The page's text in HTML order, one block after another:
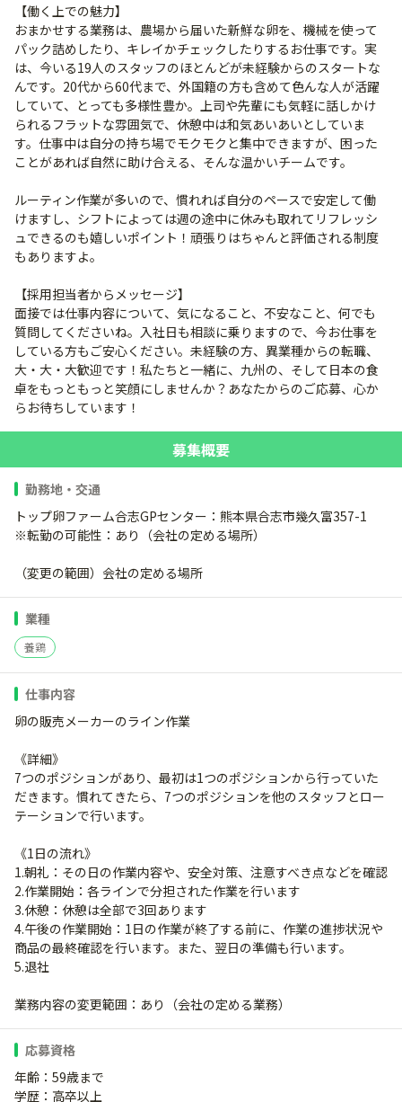
【働く上での魅力】
おまかせする業務は、農場から届いた新鮮な卵を、機械を使って
パック詰めしたり、キレイかチェックしたりするお仕事です。実
は、今いる19人のスタッフのほとんどが未経験からのスタートな
んです。20代から60代まで、外国籍の方も含めて色んな人が活躍
していて、とっても多様性豊か。上司や先輩にも気軽に話しかけ
られるフラットな雰囲気で、休憩中は和気あいあいとしていま
す。仕事中は自分の持ち場でモクモクと集中できますが、困った
ことがあれば自然に助け合える、そんな温かいチームです。
ルーティン作業が多いので、慣れれば自分のペースで安定して働
けますし、シフトによっては週の途中に休みも取れてリフレッシ
ュできるのも嬉しいポイント！頑張りはちゃんと評価される制度
もありますよ。
【採用担当者からメッセージ】
面接では仕事内容について、気になること、不安なこと、何でも
質問してくださいね。入社日も相談に乗りますので、今お仕事を
している方もご安心ください。未経験の方、異業種からの転職、
大・大・大歓迎です！私たちと一緒に、九州の、そして日本の食
卓をもっともっと笑顔にしませんか？あなたからのご応募、心か
らお待ちしています！
募集概要
勤務地・交通
トップ卵ファーム合志GPセンター：熊本県合志市幾久富357-1
※転勤の可能性：あり（会社の定める場所）
（変更の範囲）会社の定める場所
業種
養鶏
仕事内容
卵の販売メーカーのライン作業
《詳細》
7つのポジションがあり、最初は1つのポジションから行っていた
だきます。慣れてきたら、7つのポジションを他のスタッフとロー
テーションで行います。
《1日の流れ》
1.朝礼：その日の作業内容や、安全対策、注意すべき点などを確認
2.作業開始：各ラインで分担された作業を行います
3.休憩：休憩は全部で3回あります
4.午後の作業開始：1日の作業が終了する前に、作業の進捗状況や
商品の最終確認を行います。また、翌日の準備も行います。
5.退社
業務内容の変更範囲：あり（会社の定める業務）
応募資格
年齢：59歳まで
学歴：高卒以上